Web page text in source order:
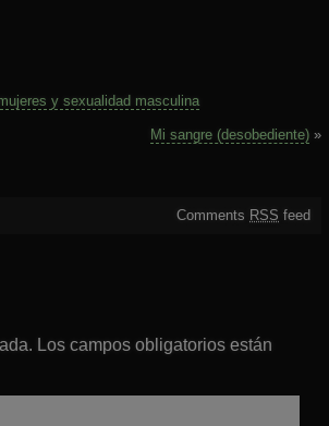
y sexualidad masculina
Mi sangre (desobediente) »
Comments RSS feed
Los campos obligatorios están